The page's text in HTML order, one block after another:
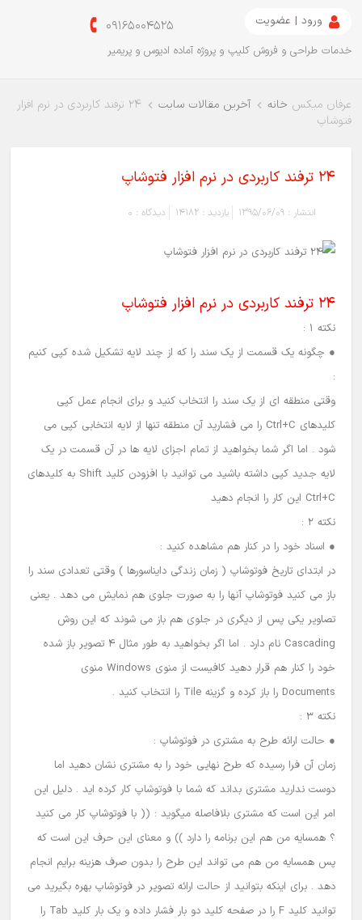
ورود | عضویت 09165004525
خدمات طراحی و فروش کلیپ و پروژه آماده ادیوس و پریمیر
عرفان میکس خانه آخرین مقالات سایت
24 ترفند کاربردی در نرم افزار
فتوشاپ
24 ترفند کاربردی در نرم افزار فتوشاپ
انتشار : 1395/06/09 بازدید : 14182 دیدگاه : 0
24 ترفند کاربردی در نرم افزار فتوشاپ
نکته 1 :
● چگونه یک قسمت از یک سند را که از چند لایه تشکیل شده کپی کنیم
:
وقتی منطقه ای از یک سند را انتخاب کنید و برای انجام عمل کپی
کلیدهای Ctrl+C را می فشارید آن منطقه تنها از لایه انتخابی کپی می
شود . اما اگر شما بخواهید از تمام اجزای لایه ها در آن قسمت در یک
لایه جدید کپی داشته باشید می توانید با افزودن کلید Shift به کلیدهای
Ctrl+C این کار را انجام دهید
نکته 2 :
● اسناد خود را در کنار هم مشاهده کنید :
در ابتدای تاریخ فوتوشاپ ( زمان زندگی دایناسورها ) وقتی تعدادی سند را
باز می کنید فوتوشاپ آنها را به صورت جلوی هم نمایش می دهد . یعنی
تصاویر یکی پس از دیگری در جلوی هم باز می شوند که این روش
Cascading نام دارد . اما اگر بخواهید به طور مثال 4 تصویر باز شده
خود را کنار هم قرار دهید کافیست از منوی Windows منوی
Documents را باز کرده و گزینه Tile را انتخاب کنید .
نکته 3 :
● حالت ارائه طرح به مشتری در فوتوشاپ :
زمان آن فرا رسیده که طرح نهایی خود را به مشتری نشان دهید اما
دوست ندارید مشتری بداند که شما با فوتوشاپ کار کرده اید . دلیل این
امر این است که مشتری بلافاصله میگوید : (( با فوتوشاپ کار می کنید
؟ همسایه من هم این برنامه را دارد )) و معنای این حرف این است که
پس همسایه من هم می تواند این طرح را بدون صرف هزینه برایم انجام
دهد . برای اینکه بتوانید از حالت ارائه تصویر در فوتوشاپ بهره بگیرید می
توانید کلید F را در صفحه کلید دو بار فشار داده و یک بار کلید Tab را